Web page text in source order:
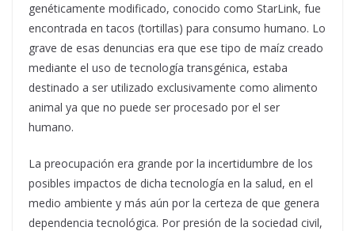
genéticamente modificado, conocido como StarLink, fue
encontrada en tacos (tortillas) para consumo humano. Lo
grave de esas denuncias era que ese tipo de maíz creado
mediante el uso de tecnología transgénica, estaba
destinado a ser utilizado exclusivamente como alimento
animal ya que no puede ser procesado por el ser
humano.
La preocupación era grande por la incertidumbre de los
posibles impactos de dicha tecnología en la salud, en el
medio ambiente y más aún por la certeza de que genera
dependencia tecnológica. Por presión de la sociedad civil,